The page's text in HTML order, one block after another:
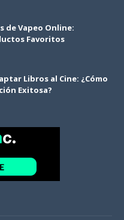
de Vapeo Online:
Favoritos
Libros al Cine: ¿Cómo
Exitosa?